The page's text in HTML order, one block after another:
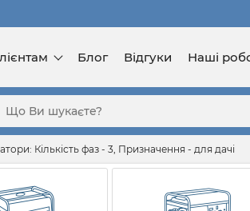
Блог Відгуки Наші
Кількість фаз - 3, Призначення - для дачі